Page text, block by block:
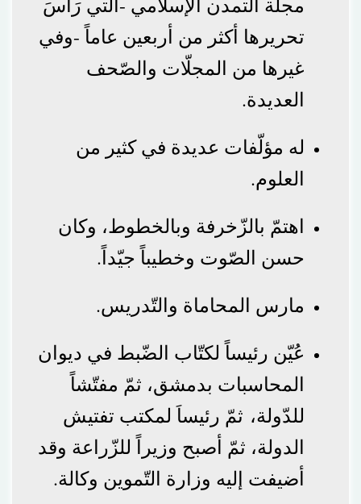
تحريرها أكثر من أربعين عاماً -وفي
غيرها من المجلّات والصّحف
العديدة.
له مؤلّفات عديدة في كثير من
العلوم.
اهتمّ بالزّخرفة وبالخطوط، وكان
حسن الصّوت وخطيباً جيّداً.
مارس المحاماة والتّدريس.
عُيّن رئيساً لكتّاب الضّبط في ديوان
المحاسبات بدمشق، ثمّ مفتّشاً
للدّولة، ثمّ رئيساَ لمكتب تفتيش
الدولة، ثمّ أصبح وزيراً للزّراعة وقد
أضيفت إليه وزارة التّموين وكالة.